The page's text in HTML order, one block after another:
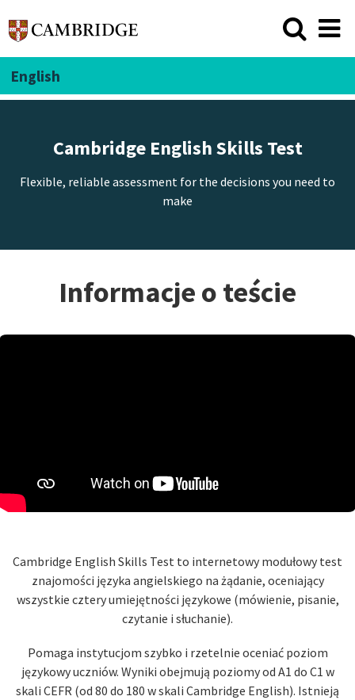
English
Cambridge English Skills Test
Flexible, reliable assessment for the decisions you need to
make
Informacje o teście
Cambridge English Skills Test to internetowy modułowy test
znajomości języka angielskiego na żądanie, oceniający
wszystkie cztery umiejętności językowe (mówienie, pisanie,
czytanie i słuchanie).
Pomaga instytucjom szybko i rzetelnie oceniać poziom
językowy uczniów. Wyniki obejmują poziomy od A1 do C1 w
skali CEFR (od 80 do 180 w skali Cambridge English). Istnieją